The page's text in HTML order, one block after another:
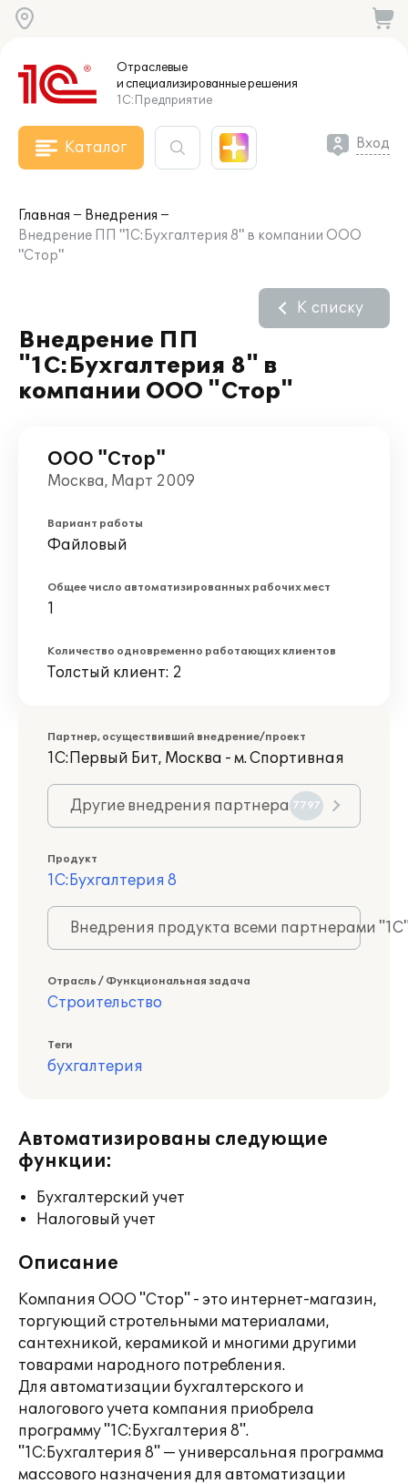
Отраслевые
и специализированныерешения
1С:Предприятие
Каталог Вход
Главная
Внедрения
Внедрение ПП "1С:Бухгалтерия 8" в компании ООО
"Стор"
Внедрение ПП
"1С:Бухгалтерия 8" в
компании ООО "Стор"
К списку
ООО "Стор"
Москва, Март 2009
Вариант работы
Файловый
Общее число автоматизированных рабочих мест
1
Количество одновременно работающих клиентов
Толстый клиент: 2
Партнер, осуществивший внедрение/проект
1С:Первый Бит, Москва - м. Спортивная
Другие внедрения партнера 7797
Продукт
1С:Бухгалтерия 8
Внедрения продукта всеми партнерами
Отрасль / Функциональная задача
Строительство
Теги
бухгалтерия
Автоматизированы следующие
функции:
Бухгалтерский учет
Налоговый учет
Описание
Компания ООО "Стор" - это интернет-магазин,
торгующий стротельными материалами,
сантехникой, керамикой и многими другими
товарами народного потребления.
Для автоматизации бухгалтерского и
налогового учета компания приобрела
программу "1С:Бухгалтерия 8".
"1С:Бухгалтерия 8" — универсальная программа
массового назначения для автоматизации